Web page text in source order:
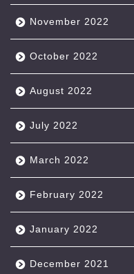
November 2022
October 2022
August 2022
July 2022
March 2022
February 2022
January 2022
December 2021